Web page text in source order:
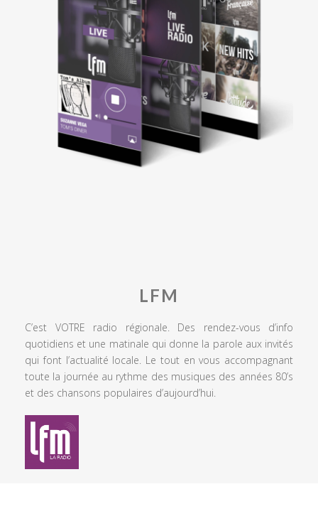
LFM
C’est VOTRE radio régionale. Des rendez-vous d’info
quotidiens et une matinale qui donne la parole aux invités
qui font l’actualité locale. Le tout en vous accompagnant
toute la journée au rythme des musiques des années 80’s
et des chansons populaires d’aujourd’hui.